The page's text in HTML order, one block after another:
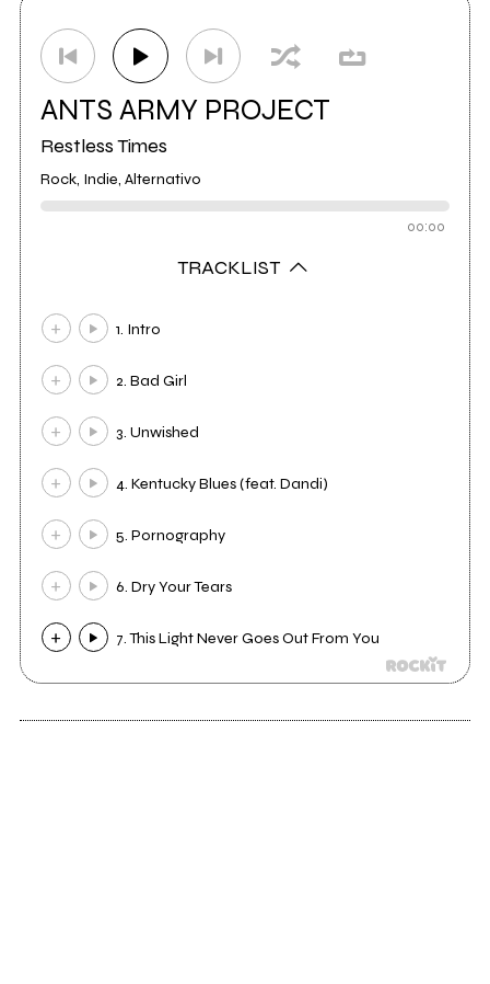
ANTS ARMY PROJECT
Restless Times
Rock, Indie, Alternativo
00:00
TRACKLIST
1. Intro
2. Bad Girl
3. Unwished
4. Kentucky Blues (feat. Dandi)
5. Pornography
6. Dry Your Tears
7. This Light Never Goes Out From You